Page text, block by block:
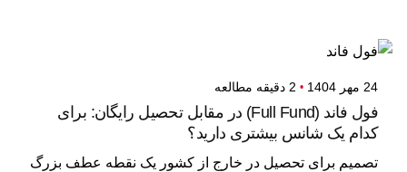
24 مهر 1404 2 دقیقه مطالعه
فول فاند (Full Fund) در مقابل تحصیل رایگان: برای
کدام یک شانس بیشتری دارید؟
تصمیم برای تحصیل در خارج از کشور یک نقطه عطف بزرگ